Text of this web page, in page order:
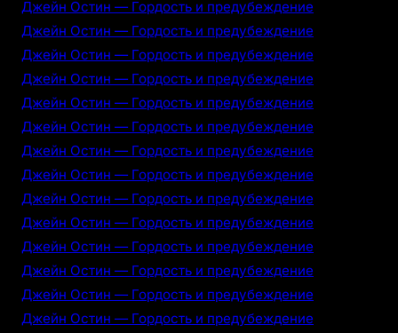
Джейн Остин — Гордость и предубеждение
Джейн Остин — Гордость и предубеждение
Джейн Остин — Гордость и предубеждение
Джейн Остин — Гордость и предубеждение
Джейн Остин — Гордость и предубеждение
Джейн Остин — Гордость и предубеждение
Джейн Остин — Гордость и предубеждение
Джейн Остин — Гордость и предубеждение
Джейн Остин — Гордость и предубеждение
Джейн Остин — Гордость и предубеждение
Джейн Остин — Гордость и предубеждение
Джейн Остин — Гордость и предубеждение
Джейн Остин — Гордость и предубеждение
Джейн Остин — Гордость и предубеждение